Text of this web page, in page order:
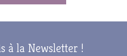
à la Newsletter !